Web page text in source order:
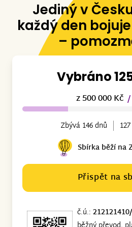
Jediný v
každý den
–
Vybráno 125
z 500 000 Kč /
Zbývá 146 dnů
Sbírka běží na
Přispět na
č.ú.: